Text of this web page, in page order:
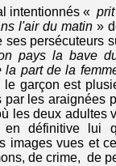
intentionnés «
l'air du matin »
persécuteurs
pays la bave
part de la
garçon est
les araignées
les deux adultes
définitive lui
images vues et
de crime, de